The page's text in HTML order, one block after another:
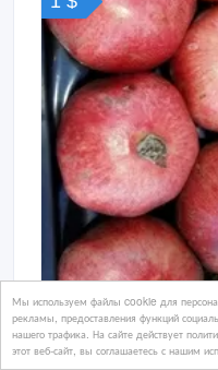
Мы используем файлы cookie для
рекламы, предоставления функций
нашего трафика. На сайте действует
этот веб-сайт, вы соглашаетесь с нашим